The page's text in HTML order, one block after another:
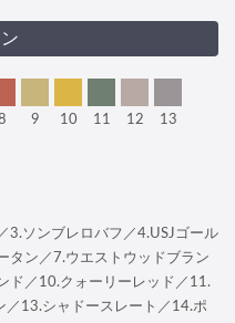
9 10 11 12 13
3.ソンブレロバフ／4.USJゴール
タン／7.ウエストウッドブラン
ド／10.クォーリーレッド／11.
／13.シャドースレート／14.ポ